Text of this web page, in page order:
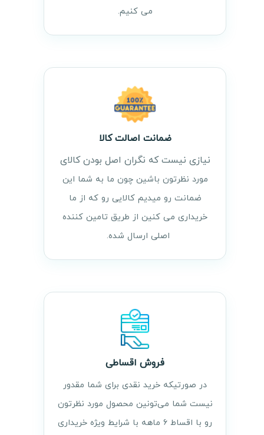
می کنیم.
ضمانت اصالت کالا
نیازی نیست که نگران اصل بودن کالای
مورد نظرتون باشین چون ما به شما این
ضمانت رو میدیم کالایی رو که از ما
خریداری می کنین از طریق تامین کننده
اصلی ارسال شده.
فروش اقساطی
در صورتیکه خرید نقدی برای شما مقدور
نیست شما می‌تونین محصول مورد نظرتون
رو با اقساط ۶ ماهه با شرایط ویژه خریداری